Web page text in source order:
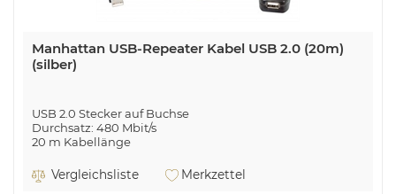
Manhattan USB-Repeater Kabel USB 2.0 (20m)
(silber)
USB 2.0 Stecker auf Buchse
Durchsatz: 480 Mbit/s
20 m Kabellänge
Vergleichsliste Merkzettel